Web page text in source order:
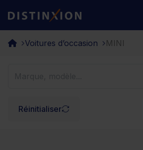
Distinxion
Voitures d’occasion MINI
Réinitialiser